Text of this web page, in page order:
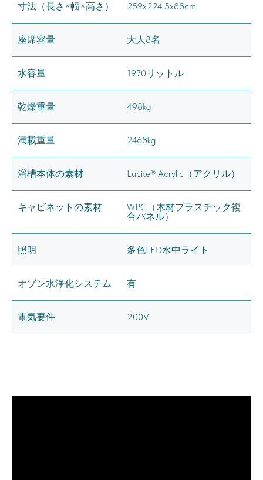
寸法（長さ×幅×高さ） 259x224.5x88cm
座席容量 大人8名
水容量 1970リットル
乾燥重量 498kg
満載重量 2468kg
浴槽本体の素材 Lucite® Acrylic（アクリル）
キャビネットの素材
WPC（木材プラスチック複
合パネル）
照明 多色LED水中ライト
オゾン水浄化システム 有
電気要件 200V